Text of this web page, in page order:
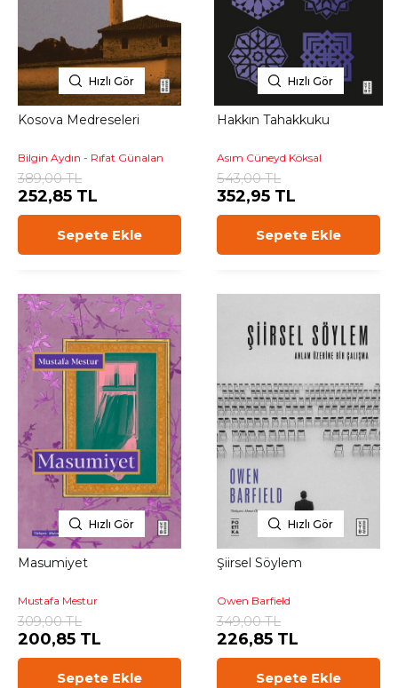
Hızlı Gör
Kosova Medreseleri
Bilgin Aydın - Rıfat Günalan
389,00 TL
252,85 TL
Sepete Ekle
Hızlı Gör
Hakkın Tahakkuku
Asım Cüneyd Köksal
543,00 TL
352,95 TL
Sepete Ekle
Hızlı Gör
Masumiyet
Mustafa Mestur
309,00 TL
200,85 TL
Sepete Ekle
Hızlı Gör
Şiirsel Söylem
Owen Barfield
349,00 TL
226,85 TL
Sepete Ekle